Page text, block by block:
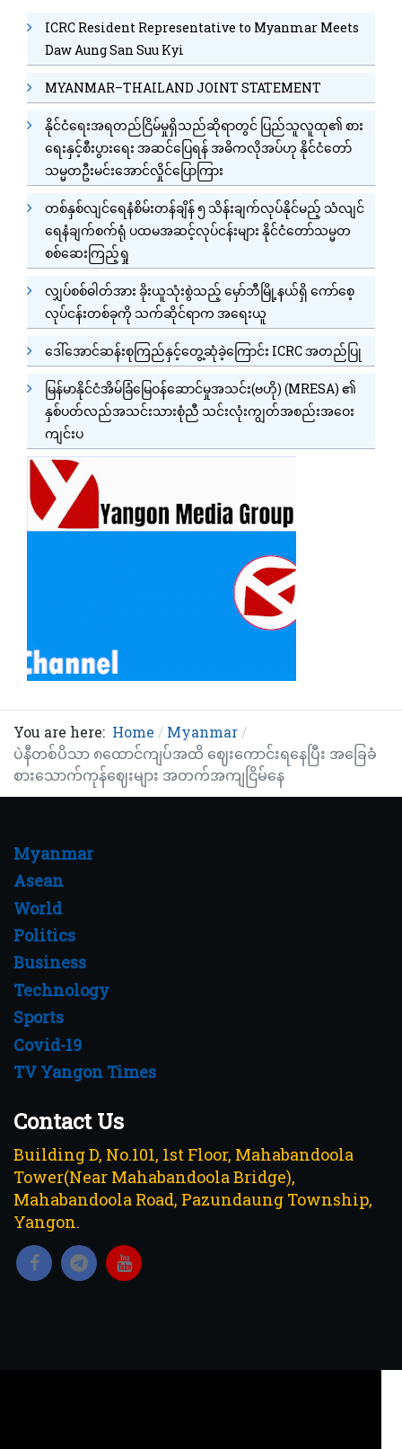
ICRC Resident Representative to Myanmar Meets
Daw Aung San Suu Kyi
MYANMAR–THAILAND JOINT STATEMENT
နိုင်ငံရေးအရတည်ငြိမ်မှုရှိသည်ဆိုရာတွင် ပြည်သူလူထု၏ စား
ရေးနှင့်စီးပွားရေး အဆင်ပြေရန် အဓိကလိုအပ်ဟု နိုင်ငံတော်
သမ္မတဦးမင်းအောင်လှိုင်ပြောကြား
တစ်နှစ်လျင်ရေနံစိမ်းတန်ချိန် ၅ သိန်းချက်လုပ်နိုင်မည့် သံလျင်
ရေနံချက်စက်ရုံ ပထမအဆင့်လုပ်ငန်းများ နိုင်ငံတော်သမ္မတ
စစ်ဆေးကြည့်ရှု
လျှပ်စစ်ဓါတ်အား ခိုးယူသုံးစွဲသည့် မှော်ဘီမြို့နယ်ရှိ ကော်စေ့
လုပ်ငန်းတစ်ခုကို သက်ဆိုင်ရာက အရေးယူ
ဒေါ်အောင်ဆန်းစုကြည်နှင့်တွေ့ဆုံခဲ့ကြောင်း ICRC အတည်ပြု
မြန်မာနိုင်ငံအိမ်ခြံမြေဝန်ဆောင်မှုအသင်း(ဗဟို) (MRESA) ၏
နှစ်ပတ်လည်အသင်းသားစုံညီ သင်းလုံးကျွတ်အစည်းအဝေး
ကျင်းပ
You are here: Home
Myanmar
ပဲနီတစ်ပိသာ ၈ထောင်ကျပ်အထိ ဈေးကောင်းရနေပြီး အခြေခံ
စားသောက်ကုန်ဈေးများ အတက်အကျငြိမ်နေ
Myanmar
Asean
World
Politics
Business
Technology
Sports
Covid-19
TV Yangon Times
Contact Us
Building D, No.101, 1st Floor, Mahabandoola
Tower(Near Mahabandoola Bridge),
Mahabandoola Road, Pazundaung Township,
Yangon.